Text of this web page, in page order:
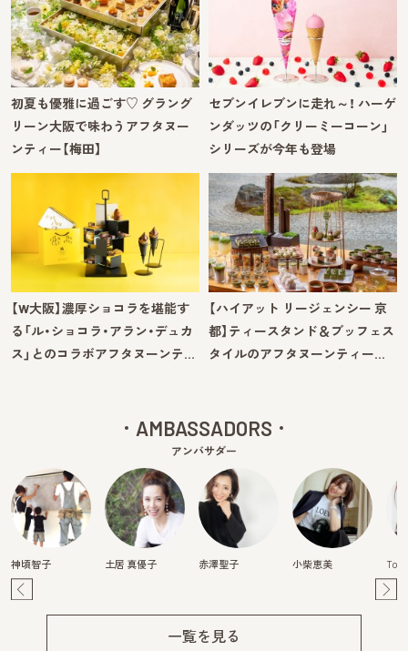
初夏も優雅に過ごす♡ グラング
リーン大阪で味わうアフタヌー
ンティー【梅田】
セブンイレブンに走れ～！ ハーゲ
ンダッツの「クリーミーコーン」
シリーズが今年も登場
【W大阪】濃厚ショコラを堪能す
る「ル・ショコラ・アラン・デュカ
ス」とのコラボアフタヌーンテ…
【ハイアット リージェンシー 京
都】ティースタンド＆ブッフェス
タイルのアフタヌーンティー…
AMBASSADORS
アンバサダー
神頃智子 土居 真優子 赤澤聖子 小柴恵美
一覧を見る